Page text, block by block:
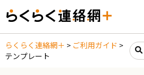
らくらく連絡網＋ > ご利用ガイド >
テンプレート